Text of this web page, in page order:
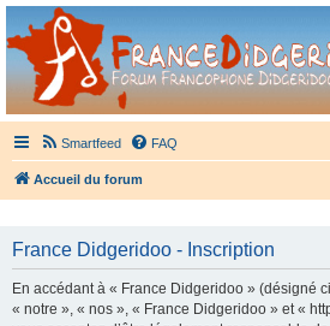
France Didgeridoo
Didgeridoo et Guimbarde sur France Didgeridoo -
Smartfeed FAQ
Accueil du forum
France Didgeridoo - Inscription
En accédant à « France Didgeridoo » (désigné
« notre », « nos », « France Didgeridoo » et «